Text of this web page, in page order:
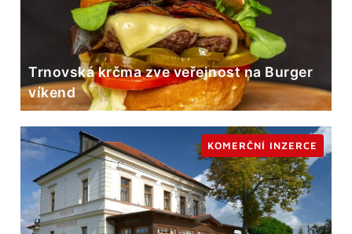
Trnovská krčma zve veřejnost na Burger
víkend
KOMERČNÍ INZERCE